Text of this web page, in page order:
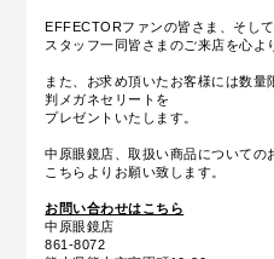
EFFECTORファンの皆さま、そして
スタッフ一同皆さまのご来店を心よ
また、お求め頂いたお客様には数
判メガネセリートを
プレゼントいたします。
中原眼鏡店、取扱い商品についての
こちらよりお願い致します。
お問い合わせはこちら
中原眼鏡店
861-8072